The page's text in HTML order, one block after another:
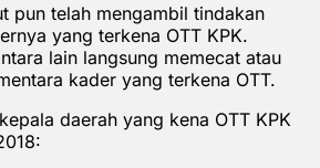
pun telah mengambil tindakan
yang terkena OTT KPK.
lain langsung memecat atau
kader yang terkena OTT.
daerah yang kena OTT KPK